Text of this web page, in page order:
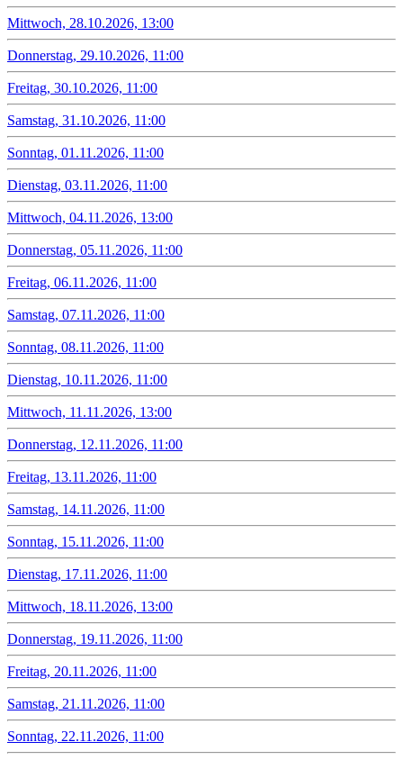
Mittwoch, 28.10.2026, 13:00
Donnerstag, 29.10.2026, 11:00
Freitag, 30.10.2026, 11:00
Samstag, 31.10.2026, 11:00
Sonntag, 01.11.2026, 11:00
Dienstag, 03.11.2026, 11:00
Mittwoch, 04.11.2026, 13:00
Donnerstag, 05.11.2026, 11:00
Freitag, 06.11.2026, 11:00
Samstag, 07.11.2026, 11:00
Sonntag, 08.11.2026, 11:00
Dienstag, 10.11.2026, 11:00
Mittwoch, 11.11.2026, 13:00
Donnerstag, 12.11.2026, 11:00
Freitag, 13.11.2026, 11:00
Samstag, 14.11.2026, 11:00
Sonntag, 15.11.2026, 11:00
Dienstag, 17.11.2026, 11:00
Mittwoch, 18.11.2026, 13:00
Donnerstag, 19.11.2026, 11:00
Freitag, 20.11.2026, 11:00
Samstag, 21.11.2026, 11:00
Sonntag, 22.11.2026, 11:00